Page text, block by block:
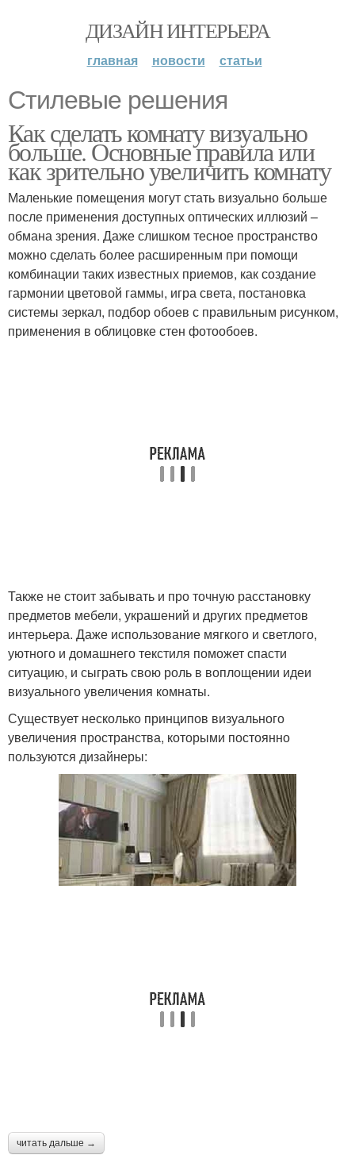
ДИЗАЙН ИНТЕРЬЕРА
главная новости статьи
Стилевые решения
Как сделать комнату визуально
больше. Основные правила или
как зрительно увеличить комнату
Маленькие помещения могут стать визуально больше
после применения доступных оптических иллюзий –
обмана зрения. Даже слишком тесное пространство
можно сделать более расширенным при помощи
комбинации таких известных приемов, как создание
гармонии цветовой гаммы, игра света, постановка
системы зеркал, подбор обоев с правильным рисунком,
применения в облицовке стен фотообоев.
Также не стоит забывать и про точную расстановку
предметов мебели, украшений и других предметов
интерьера. Даже использование мягкого и светлого,
уютного и домашнего текстиля поможет спасти
ситуацию, и сыграть свою роль в воплощении идеи
визуального увеличения комнаты.
Существует несколько принципов визуального
увеличения пространства, которыми постоянно
пользуются дизайнеры:
читать дальше →